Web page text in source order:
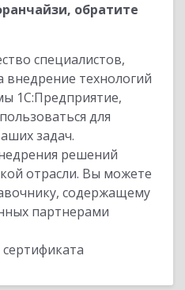
обратите
специалистов,
внедрение технологий
1С:Предприятие,
для
задач.
решений
отрасли. Вы можете
содержащему
партнерами